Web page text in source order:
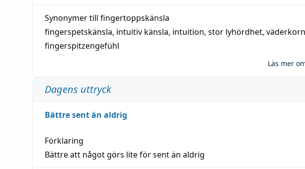
Synonymer till fingertoppskänsla
fingerspetskänsla, intuitiv känsla, intuition, stor lyhördhet, väderkorn
fingerspitzengefühl
Läs mer
Dagens uttryck
Bättre sent än aldrig
Förklaring
Bättre att något görs lite för sent än aldrig